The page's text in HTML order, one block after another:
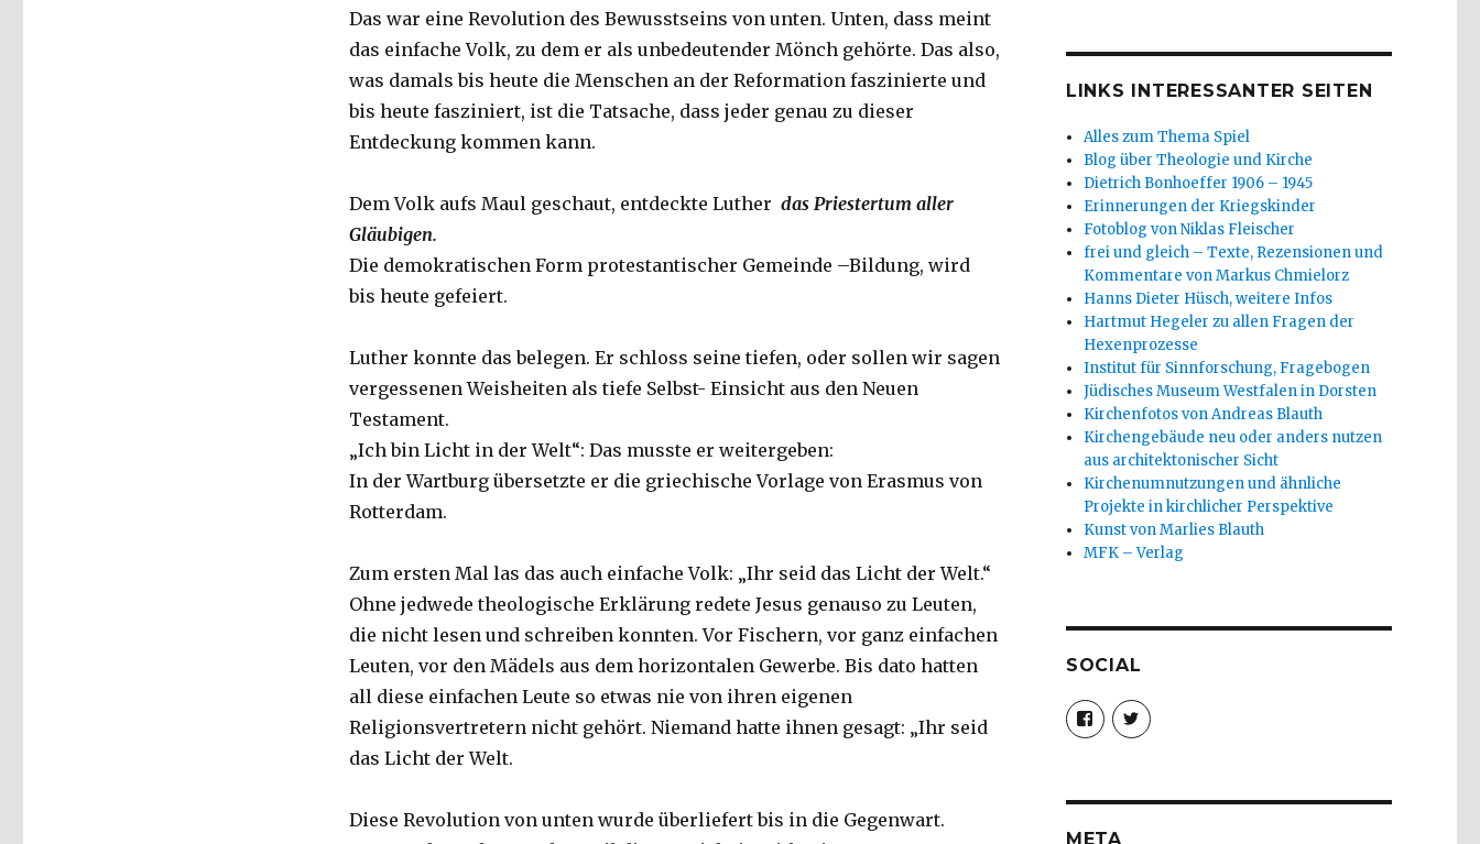
Das war eine Revolution des Bewusstseins von unten. Unten, dass meint
das einfache Volk, zu dem er als unbedeutender Mönch gehörte. Das also,
was damals bis heute die Menschen an der Reformation faszinierte und
bis heute fasziniert, ist die Tatsache, dass jeder genau zu dieser
Entdeckung kommen kann.
Dem Volk aufs Maul geschaut, entdeckte Luther das Priestertum aller
Gläubigen.
Die demokratischen Form protestantischer Gemeinde –Bildung, wird
bis heute gefeiert.
Luther konnte das belegen. Er schloss seine tiefen, oder sollen wir sagen
vergessenen Weisheiten als tiefe Selbst- Einsicht aus den Neuen
Testament.
„Ich bin Licht in der Welt“: Das musste er weitergeben:
In der Wartburg übersetzte er die griechische Vorlage von Erasmus von
Rotterdam.
Zum ersten Mal las das auch einfache Volk: „Ihr seid das Licht der Welt.“
Ohne jedwede theologische Erklärung redete Jesus genauso zu Leuten,
die nicht lesen und schreiben konnten. Vor Fischern, vor ganz einfachen
Leuten, vor den Mädels aus dem horizontalen Gewerbe. Bis dato hatten
all diese einfachen Leute so etwas nie von ihren eigenen
Religionsvertretern nicht gehört. Niemand hatte ihnen gesagt: „Ihr seid
das Licht der Welt.
Diese Revolution von unten wurde überliefert bis in die Gegenwart.
LINKS INTERESSANTER SEITEN
Alles zum Thema Spiel
Blog über Theologie und Kirche
Dietrich Bonhoeffer 1906 – 1945
Erinnerungen der Kriegskinder
Fotoblog von Niklas Fleischer
frei und gleich – Texte, Rezensionen und
Kommentare von Markus Chmielorz
Hanns Dieter Hüsch, weitere Infos
Hartmut Hegeler zu allen Fragen der
Hexenprozesse
Institut für Sinnforschung, Fragebogen
Jüdisches Museum Westfalen in Dorsten
Kirchenfotos von Andreas Blauth
Kirchengebäude neu oder anders nutzen
aus architektonischer Sicht
Kirchenumnutzungen und ähnliche
Projekte in kirchlicher Perspektive
Kunst von Marlies Blauth
MFK – Verlag
SOCIAL
Profil
von
christoph.fleischer1
anzeigen
Profil
von
anzeigen
META